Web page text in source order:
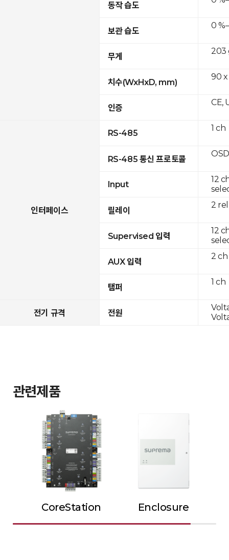
동작 습도
보관 습도
무게
치수(WxHxD, mm)
인증
인터페이스
RS-485
RS-485 통신 프로토콜
Input
릴레이
Supervised 입력
AUX 입력
탬퍼
전기 규격 전원
0
203
90 x
CE,
1 ch
12
2
12
2 ch
1 ch
관련제품
CoreStation Enclosure